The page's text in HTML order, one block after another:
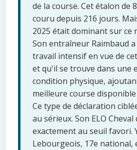
de la course. Cet étalon de
couru depuis 216 jours.
2025 était dominant sur ce
Son entraîneur Raimbaud
travail intensif en vue de
et qu'il se trouve dans une
condition physique,
meilleure course
Ce type de déclaration
au sérieux. Son ELO Cheval
exactement au seuil favori.
Lebourgeois, 17e national,